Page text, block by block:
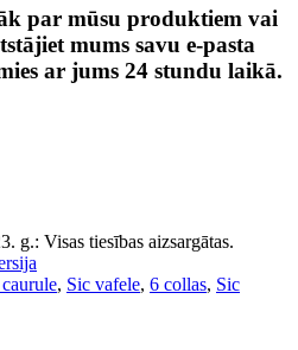
par mūsu produktiem vai
mums savu e-pasta
ar jums 24 stundu laikā.
Visas tiesības aizsargātas.
, Sic vafele, 6 collas, Sic